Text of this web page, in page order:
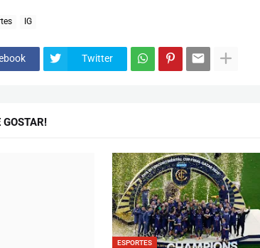
IG
Twitter
GOSTAR!
ESPORTES